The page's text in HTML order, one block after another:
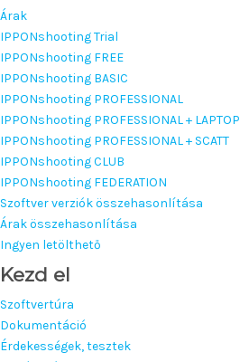
Árak
IPPONshooting Trial
IPPONshooting FREE
IPPONshooting BASIC
IPPONshooting PROFESSIONAL
IPPONshooting PROFESSIONAL + LAPTOP
IPPONshooting PROFESSIONAL + SCATT
IPPONshooting CLUB
IPPONshooting FEDERATION
Szoftver verziók összehasonlítása
Árak összehasonlítása
Ingyen letölthető
Kezd el
Szoftvertúra
Dokumentáció
Érdekességek, tesztek